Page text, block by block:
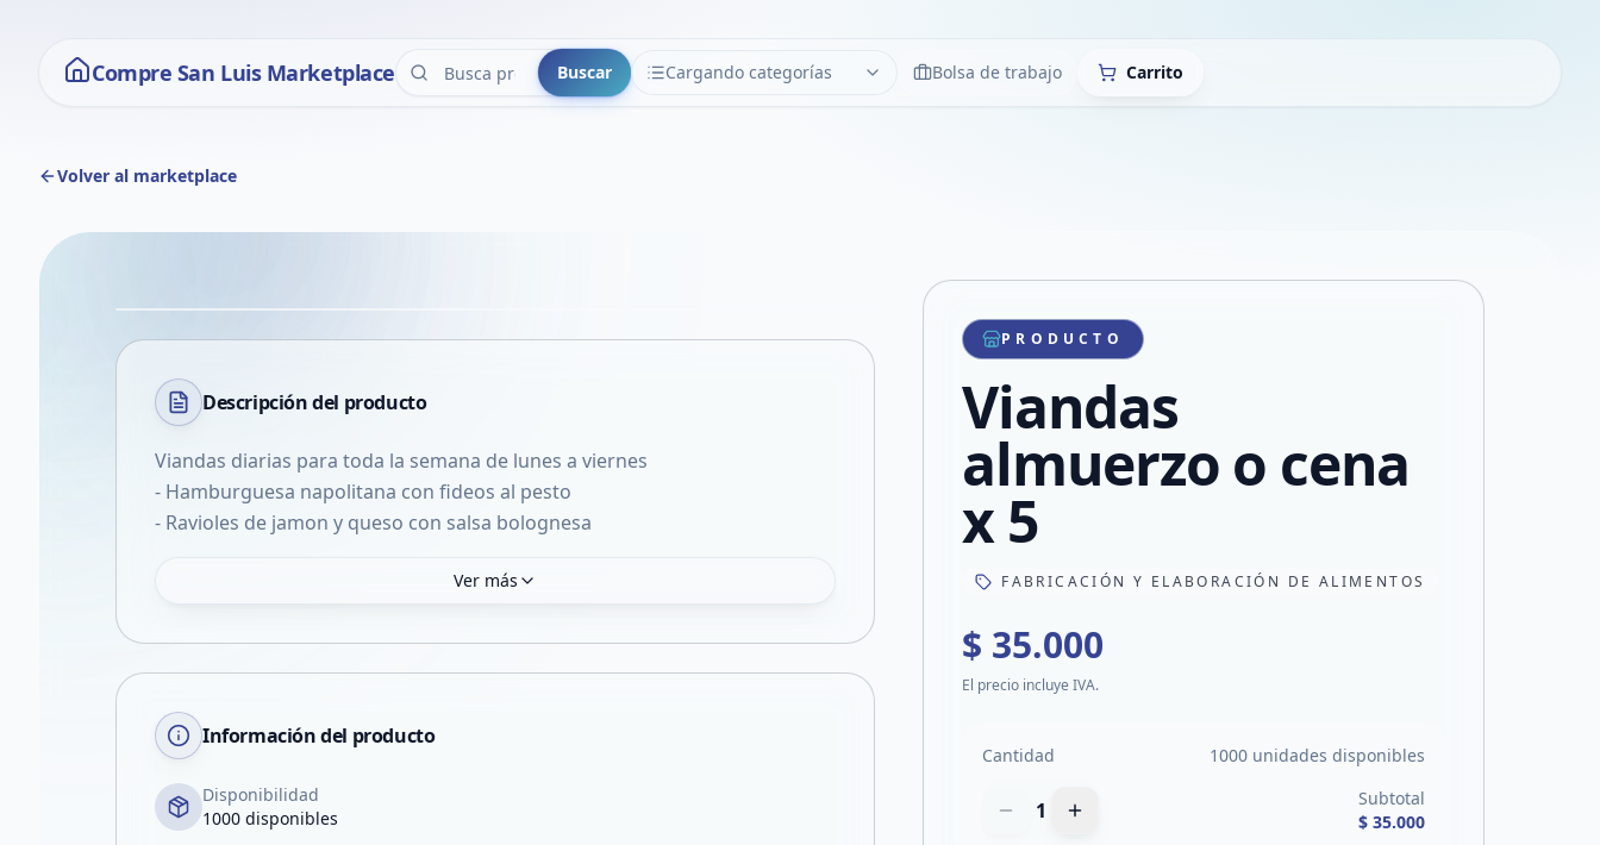
Compre San Luis Marketplace Buscar Cargando categorías
CATEGORÍAS LimpiarBolsa de trabajo Carrito
Volver al marketplace
VER EN PANTALLA COMPLETA
Compartir producto
Compartir por WhatsApp
Compartir por mail
Compartir en Facebook
Descripción del producto
Viandas diarias para toda la semana de lunes a viernes
- Hamburguesa napolitana con fideos al pesto
- Ravioles de jamon y queso con salsa bolognesa
Ver más
Información del producto
Disponibilidad
1000 disponibles
PRODUCTO
Viandas
almuerzo o cena
x 5
FABRICACIÓN Y ELABORACIÓN DE ALIMENTOS
$ 35.000
El precio incluye IVA.
Cantidad 1000 unidades disponibles
1
Subtotal
$ 35.000